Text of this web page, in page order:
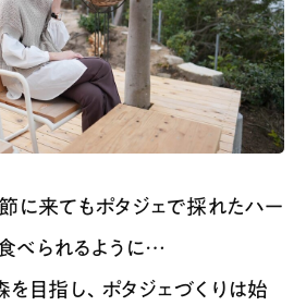
に来てもポタジェで採れたハー
べられるように…
を目指し、ポタジェづくりは始